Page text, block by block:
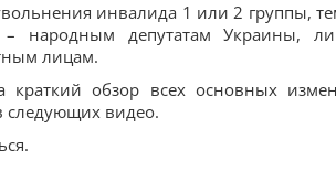
инвалида 1 или 2 группы,
народным депутатам Украины,
лицам.
краткий обзор всех основных
следующих видео.